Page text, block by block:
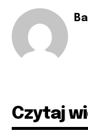
Czytaj